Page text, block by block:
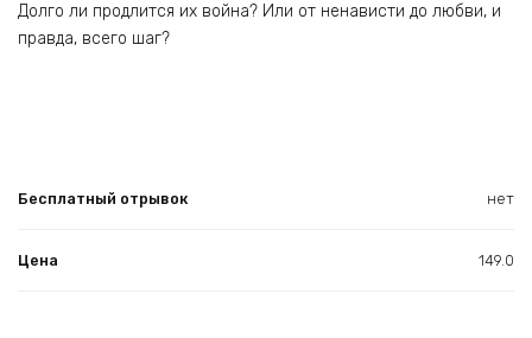
Долго ли продлится их война? Или от ненависти до любви, и
правда, всего шаг?
Бесплатный отрывок нет
Цена 149.0